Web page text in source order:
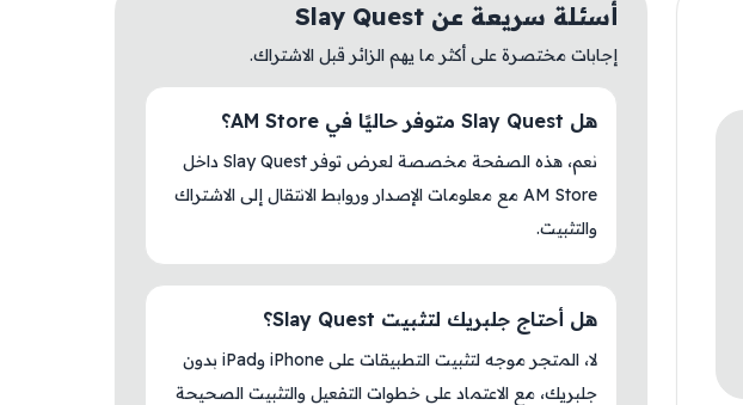
أسئلة سريعة عن Slay Quest
إجابات مختصرة على أكثر ما يهم الزائر قبل الاشتراك.
هل Slay Quest متوفر حاليًا في AM Store؟
نعم، هذه الصفحة مخصصة لعرض توفر Slay Quest داخل
AM Store مع معلومات الإصدار وروابط الانتقال إلى الاشتراك
والتثبيت.
هل أحتاج جلبريك لتثبيت Slay Quest؟
لا، المتجر موجه لتثبيت التطبيقات على iPhone وiPad بدون
جلبريك، مع الاعتماد على خطوات التفعيل والتثبيت الصحيحة